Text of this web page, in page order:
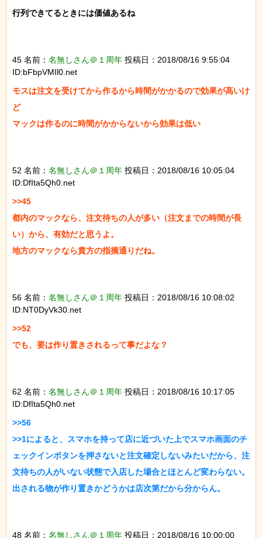
行列できてるときには価値あるね
45 名前： 名無しさん＠１周年 投稿日：2018/08/16 9:55:04
ID:bFbpVMIl0.net
モスは注文を受けてから作るから時間がかかるので効果が高いけ
ど
マックは作るのに時間がかからないから効果は低い
52 名前： 名無しさん＠１周年 投稿日：2018/08/16 10:05:04
ID:DfIta5Qh0.net
>>45
都内のマックなら、注文待ちの人が多い（注文までの時間が長
い）から、有効だと思うよ。
地方のマックなら貴方の指摘通りだね。
56 名前： 名無しさん＠１周年 投稿日：2018/08/16 10:08:02
ID:NT0DyVk30.net
>>52
でも、要は作り置きされるって事だよな？
62 名前： 名無しさん＠１周年 投稿日：2018/08/16 10:17:05
ID:DfIta5Qh0.net
>>56
>>1によると、スマホを持って店に近づいた上でスマホ画面のチ
ェックインボタンを押さないと注文確定しないみたいだから、注
文待ちの人がいない状態で入店した場合とほとんど変わらない。
出される物が作り置きかどうかは店次第だから分からん。
48 名前： 名無しさん＠１周年 投稿日：2018/08/16 10:00:00